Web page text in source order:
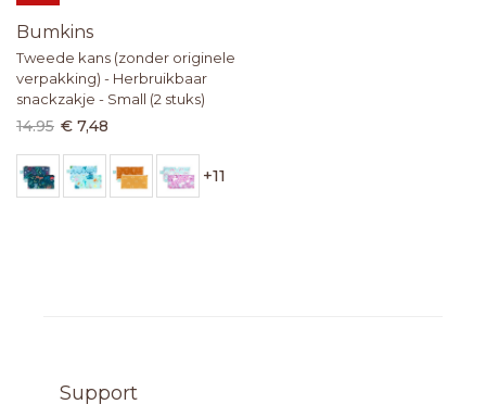
Bumkins
Tweede kans (zonder originele
verpakking) - Herbruikbaar
snackzakje - Small (2 stuks)
14.95 € 7,48
+11
Support